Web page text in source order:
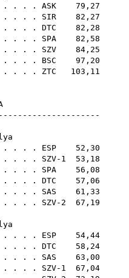
. . . ASK 79,27
. . . SIR 82,27
. . . DTC 82,28
. . . . SPA 82,58
. . . . SZV 84,25
. . . . BSC 97,20
. . . ZTC 103,11
pálya
. . . . ESP 52,30
. . SZV-1 53,18
. . . SPA 56,08
. . . . DTC 57,06
. . . SAS 61,33
. . . SZV-2 67,19
. . . . ESP 54,44
. . . DTC 58,24
. . . SAS 63,00
. . SZV-1 67,04